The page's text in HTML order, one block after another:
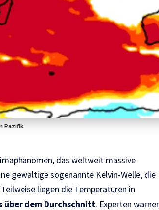
Pazifik
das weltweit massive
gewaltige sogenannte Kelvin-Welle, die
liegen die Temperaturen in
über dem Durchschnitt. Experten